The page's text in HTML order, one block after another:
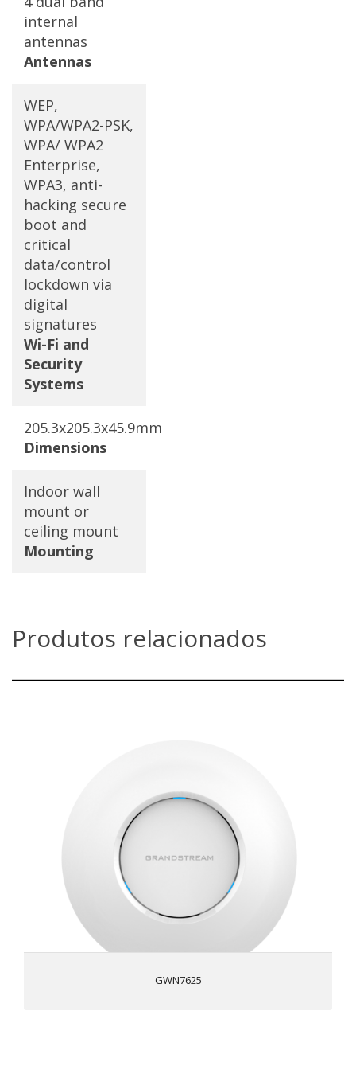
Antennas
internal
antennas
Wi-Fi and
Security
Systems
WEP,
WPA/WPA2-PSK,
WPA/ WPA2
Enterprise,
WPA3, anti-
hacking secure
boot and
critical
data/control
lockdown via
digital
signatures
Dimensions
205.3x205.3x45.9mm
Mounting
Indoor wall
mount or
ceiling mount
Produtos relacionados
GWN7625
Taxa de transferência sem fio de 2,03 Gbps e 2 portas
com fio de 5GHz 4×4:4 MU-MIMO
Suporta até 200 dispositivos clientes Wi-Fi simultâneos
QoS avançado para garantir o desempenho em tempo
real de aplicativos de baixa latência
Inicialização segura anti-hacking e bloqueio de dados
críticos/controle por meio de assinaturas digitais,
certificado de segurança exclusivo/senha padrão
aleatória por dispositivo
automática de PoE ou PoE+